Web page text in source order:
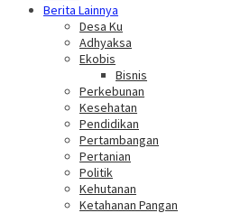
Berita Lainnya
Desa Ku
Adhyaksa
Ekobis
Bisnis
Perkebunan
Kesehatan
Pendidikan
Pertambangan
Pertanian
Politik
Kehutanan
Ketahanan Pangan